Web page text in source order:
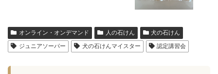
オンライン・オンデマンド 人の石けん
犬の石けん
ジュニアソーパー
犬の石けんマイスター 認定講習会